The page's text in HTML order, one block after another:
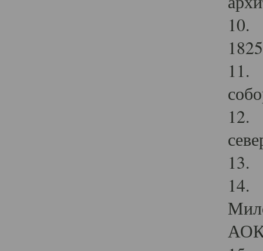
10.
11.
12.
13.
14.